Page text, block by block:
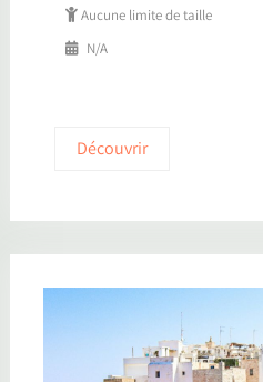
Aucune limite de taille
N/A
Découvrir